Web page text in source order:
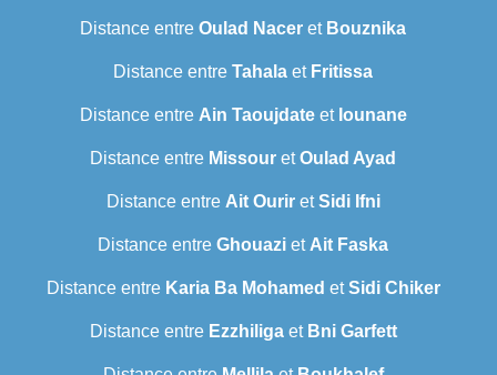
Distance entre Oulad Nacer et Bouznika
Distance entre Tahala et Fritissa
Distance entre Ain Taoujdateet Iounane
Distance entre Missour etOulad Ayad
Distance entre Ait OuriretSidi Ifni
Distance entre Ghouazi et Ait Faska
Distance entre Karia Ba Mohamed etSidi Chiker
Distance entre Ezzhiligaet Bni Garfett